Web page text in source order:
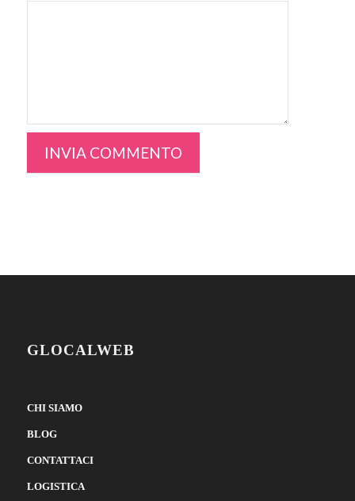
GLOCALWEB
CHI SIAMO
BLOG
CONTATTACI
LOGISTICA